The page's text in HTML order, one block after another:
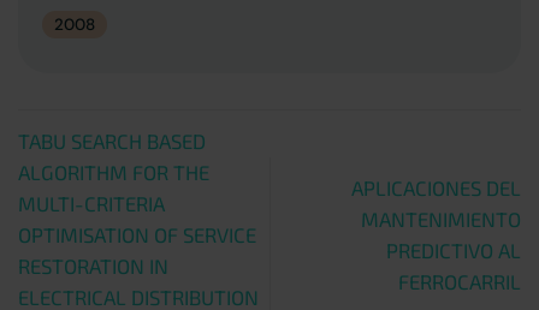
2008
TABU SEARCH BASED
ALGORITHM FOR THE
MULTI-CRITERIA
OPTIMISATION OF SERVICE
RESTORATION IN
ELECTRICAL DISTRIBUTION
APLICACIONES DEL
MANTENIMIENTO
PREDICTIVO AL
FERROCARRIL